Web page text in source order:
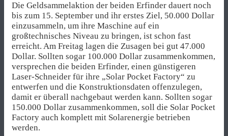
Die Geldsammelaktion der beiden Erfinder dauert noch
bis zum 15. September und ihr erstes Ziel, 50.000 Dollar
einzusammeln, um ihre Maschine auf ein
großtechnisches Niveau zu bringen, ist schon fast
erreicht. Am Freitag lagen die Zusagen bei gut 47.000
Dollar. Sollten sogar 100.000 Dollar zusammenkommen,
versprechen die beiden Erfinder, einen günstigeren
Laser-Schneider für ihre „Solar Pocket Factory“ zu
entwerfen und die Konstruktionsdaten offenzulegen,
damit er überall nachgebaut werden kann. Sollten sogar
150.000 Dollar zusammenkommen, soll die Solar Pocket
Factory auch komplett mit Solarenergie betrieben
werden.